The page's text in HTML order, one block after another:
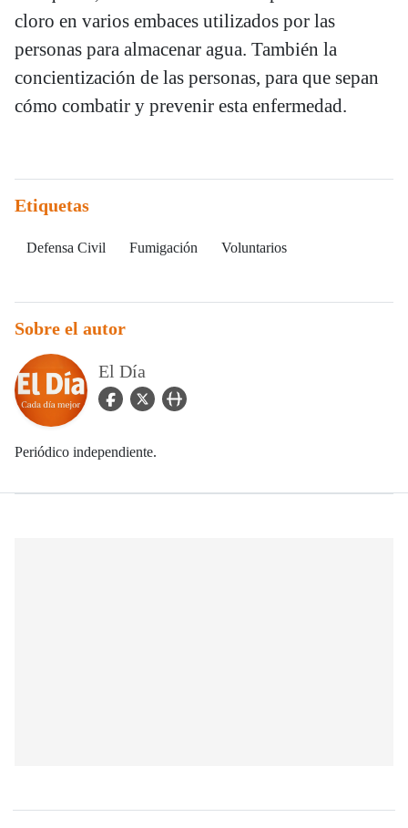
cloro en varios embaces utilizados por las
personas para almacenar agua. También la
concientización de las personas, para que sepan
cómo combatir y prevenir esta enfermedad.
Etiquetas
Defensa Civil Fumigación Voluntarios
Sobre el autor
El Día
facebook Icon
twitter Iconuser_url Icon
Periódico independiente.